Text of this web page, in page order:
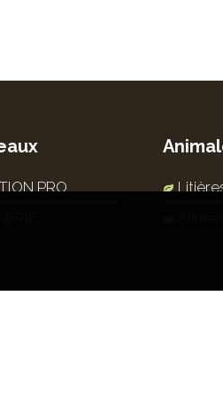
PRO